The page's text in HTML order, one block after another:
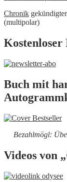
Chronik
(multipolar)
Kostenloser
Buch mit
Bezahlmögl:
Videos von